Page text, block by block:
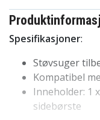
Spesifikasjoner:
Støvsuger
Kompatibel
Inneholder: 1
sidebørste